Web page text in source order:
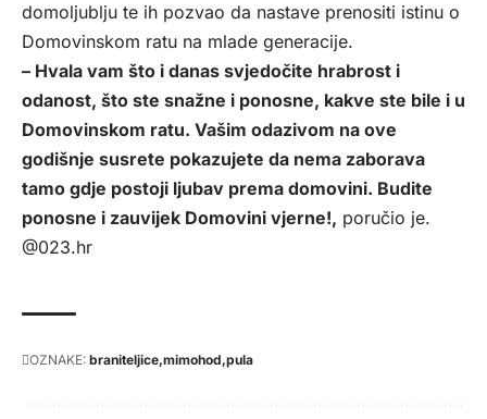
domoljublju te ih pozvao da nastave prenositi istinu o
Domovinskom ratu na mlade generacije.
– Hvala vam što i danas svjedočite hrabrost i
odanost, što ste snažne i ponosne, kakve ste bile i u
Domovinskom ratu. Vašim odazivom na ove
godišnje susrete pokazujete da nema zaborava
tamo gdje postoji ljubav prema domovini. Budite
ponosne i zauvijek Domovini vjerne!, poručio je.
@023.hr
OZNAKE: braniteljice mimohod pula